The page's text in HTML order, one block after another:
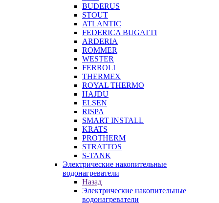
BUDERUS
STOUT
ATLANTIC
FEDERICA BUGATTI
ARDERIA
ROMMER
WESTER
FERROLI
THERMEX
ROYAL THERMO
HAJDU
ELSEN
RISPA
SMART INSTALL
KRATS
PROTHERM
STRATTOS
S-TANK
Электрические накопительные
водонагреватели
Назад
Электрические накопительные
водонагреватели